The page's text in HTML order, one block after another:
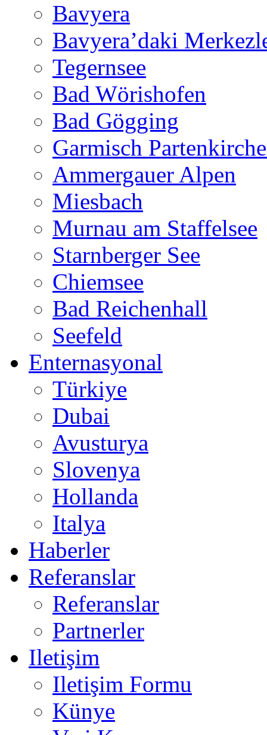
Bavyera
Bavyera’daki
Tegernsee
Bad Wörishofen
Bad Gögging
Garmisch
Ammergauer Alpen
Miesbach
Murnau am Staffelsee
Starnberger See
Chiemsee
Bad Reichenhall
Seefeld
Enternasyonal
Türkiye
Dubai
Avusturya
Slovenya
Hollanda
Italya
Haberler
Referanslar
Referanslar
Partnerler
Iletişim
Iletişim Formu
Künye